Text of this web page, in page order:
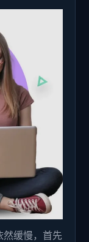
然缓慢，首先